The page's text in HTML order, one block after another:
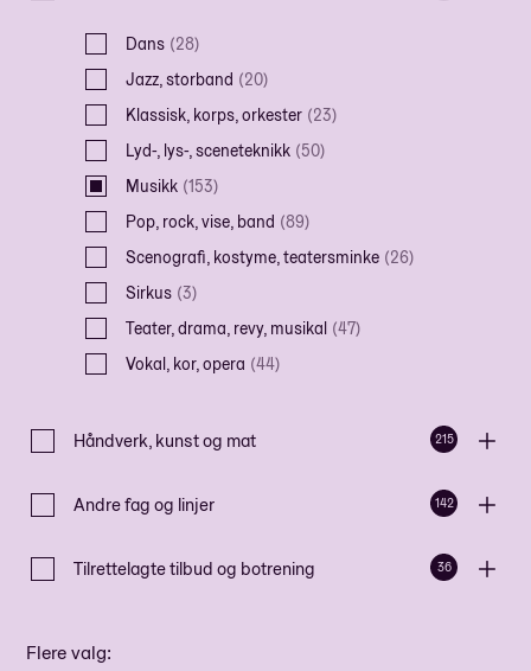
Dans (28)
Jazz, storband (20)
Klassisk, korps, orkester (23)
Lyd-, lys-, sceneteknikk (50)
Musikk (153)
Pop, rock, vise, band (89)
Scenografi, kostyme, teatersminke (26)
Sirkus (3)
Teater, drama, revy, musikal (47)
Vokal, kor, opera (44)
Håndverk, kunst og mat 215
Andre fag og linjer 142
Tilrettelagte tilbud og botrening 36
Flere valg: